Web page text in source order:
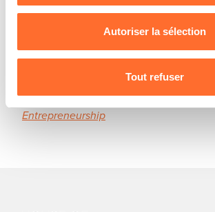
nous utilisons lescookies et sommes
vos données personnelles, vous pouvez
protection des données personnelles.
Autoriser la sélection
Tout refuser
Register here !
Data protection policy of the House of
Entrepreneurship